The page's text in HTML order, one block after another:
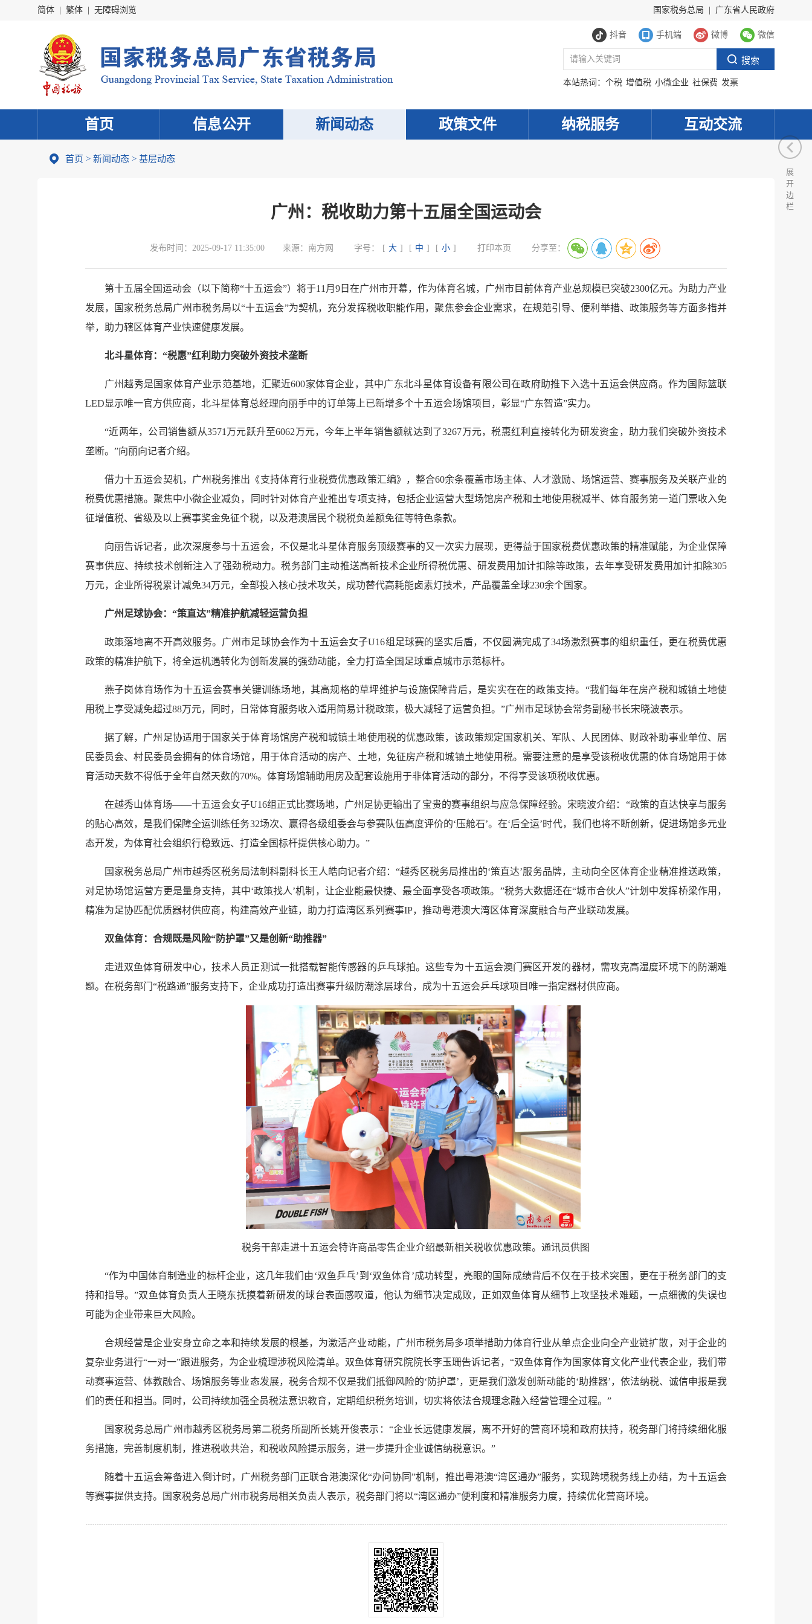
简体 繁体 无障碍浏览 国家税务总局 广东省人民政府
抖音 手机端 微博 微信
本站热词： 个税 增值税 小微企业 社保费 发票
首页 信息公开 新闻动态 政策文件 纳税服务 互动交流
首页 > 新闻动态 > 基层动态
广州：税收助力第十五届全国运动会
发布时间： 2025-09-17 11:35:00 来源： 南方网 字号： [ 大 ] [ 中 ] [ 小 ] 打印本页 分享至：
第十五届全国运动会（以下简称“十五运会”）将于11月9日在广州市开幕，作为体育名城，广州市目前体育产业总规模已突破2300亿元。为助力产业
发展，国家税务总局广州市税务局以“十五运会”为契机，充分发挥税收职能作用，聚焦参会企业需求，在规范引导、便利举措、政策服务等方面多措并
举，助力辖区体育产业快速健康发展。
北斗星体育：“税惠”红利助力突破外资技术垄断
广州越秀是国家体育产业示范基地，汇聚近600家体育企业，其中广东北斗星体育设备有限公司在政府助推下入选十五运会供应商。作为国际篮联
LED显示唯一官方供应商，北斗星体育总经理向丽手中的订单簿上已新增多个十五运会场馆项目，彰显“广东智造”实力。
“近两年，公司销售额从3571万元跃升至6062万元，今年上半年销售额就达到了3267万元，税惠红利直接转化为研发资金，助力我们突破外资技术
垄断。”向丽向记者介绍。
借力十五运会契机，广州税务推出《支持体育行业税费优惠政策汇编》，整合60余条覆盖市场主体、人才激励、场馆运营、赛事服务及关联产业的
税费优惠措施。聚焦中小微企业减负，同时针对体育产业推出专项支持，包括企业运营大型场馆房产税和土地使用税减半、体育服务第一道门票收入免
征增值税、省级及以上赛事奖金免征个税，以及港澳居民个税税负差额免征等特色条款。
向丽告诉记者，此次深度参与十五运会，不仅是北斗星体育服务顶级赛事的又一次实力展现，更得益于国家税费优惠政策的精准赋能，为企业保障
赛事供应、持续技术创新注入了强劲税动力。税务部门主动推送高新技术企业所得税优惠、研发费用加计扣除等政策，去年享受研发费用加计扣除305
万元，企业所得税累计减免34万元，全部投入核心技术攻关，成功替代高耗能卤素灯技术，产品覆盖全球230余个国家。
广州足球协会：“策直达”精准护航减轻运营负担
政策落地离不开高效服务。广州市足球协会作为十五运会女子U16组足球赛的坚实后盾，不仅圆满完成了34场激烈赛事的组织重任，更在税费优惠
政策的精准护航下，将全运机遇转化为创新发展的强劲动能，全力打造全国足球重点城市示范标杆。
燕子岗体育场作为十五运会赛事关键训练场地，其高规格的草坪维护与设施保障背后，是实实在在的政策支持。“我们每年在房产税和城镇土地使
用税上享受减免超过88万元，同时，日常体育服务收入适用简易计税政策，极大减轻了运营负担。”广州市足球协会常务副秘书长宋晓波表示。
据了解，广州足协适用于国家关于体育场馆房产税和城镇土地使用税的优惠政策，该政策规定国家机关、军队、人民团体、财政补助事业单位、居
民委员会、村民委员会拥有的体育场馆，用于体育活动的房产、土地，免征房产税和城镇土地使用税。需要注意的是享受该税收优惠的体育场馆用于体
育活动天数不得低于全年自然天数的70%。体育场馆辅助用房及配套设施用于非体育活动的部分，不得享受该项税收优惠。
在越秀山体育场——十五运会女子U16组正式比赛场地，广州足协更输出了宝贵的赛事组织与应急保障经验。宋晓波介绍：“政策的直达快享与服务
的贴心高效，是我们保障全运训练任务32场次、赢得各级组委会与参赛队伍高度评价的‘压舱石’。在‘后全运’时代，我们也将不断创新，促进场馆多元业
态开发，为体育社会组织行稳致远、打造全国标杆提供核心助力。”
国家税务总局广州市越秀区税务局法制科副科长王人皓向记者介绍：“越秀区税务局推出的‘策直达’服务品牌，主动向全区体育企业精准推送政策，
对足协场馆运营方更是量身支持，其中‘政策找人’机制，让企业能最快捷、最全面享受各项政策。”税务大数据还在“城市合伙人”计划中发挥桥梁作用，
精准为足协匹配优质器材供应商，构建高效产业链，助力打造湾区系列赛事IP，推动粤港澳大湾区体育深度融合与产业联动发展。
双鱼体育：合规既是风险“防护罩”又是创新“助推器”
走进双鱼体育研发中心，技术人员正测试一批搭载智能传感器的乒乓球拍。这些专为十五运会澳门赛区开发的器材，需攻克高湿度环境下的防潮难
题。在税务部门“税路通”服务支持下，企业成功打造出赛事升级防潮涂层球台，成为十五运会乒乓球项目唯一指定器材供应商。
税务干部走进十五运会特许商品零售企业介绍最新相关税收优惠政策。通讯员供图
“作为中国体育制造业的标杆企业，这几年我们由‘双鱼乒乓’到‘双鱼体育’成功转型，亮眼的国际成绩背后不仅在于技术突围，更在于税务部门的支
持和指导。”双鱼体育负责人王晓东抚摸着新研发的球台表面感叹道，他认为细节决定成败，正如双鱼体育从细节上攻坚技术难题，一点细微的失误也
可能为企业带来巨大风险。
合规经营是企业安身立命之本和持续发展的根基，为激活产业动能，广州市税务局多项举措助力体育行业从单点企业向全产业链扩散，对于企业的
复杂业务进行“一对一”跟进服务，为企业梳理涉税风险清单。双鱼体育研究院院长李玉珊告诉记者，“双鱼体育作为国家体育文化产业代表企业，我们带
动赛事运营、体教融合、场馆服务等业态发展，税务合规不仅是我们抵御风险的‘防护罩’，更是我们激发创新动能的‘助推器’，依法纳税、诚信申报是我
们的责任和担当。同时，公司持续加强全员税法意识教育，定期组织税务培训，切实将依法合规理念融入经营管理全过程。”
国家税务总局广州市越秀区税务局第二税务所副所长姚开俊表示：“企业长远健康发展，离不开好的营商环境和政府扶持，税务部门将持续细化服
务措施，完善制度机制，推进税收共治，和税收风险提示服务，进一步提升企业诚信纳税意识。”
随着十五运会筹备进入倒计时，广州税务部门正联合港澳深化“办问协同”机制，推出粤港澳“湾区通办”服务，实现跨境税务线上办结，为十五运会
等赛事提供支持。国家税务总局广州市税务局相关负责人表示，税务部门将以“湾区通办”便利度和精准服务力度，持续优化营商环境。
展
开
边
栏